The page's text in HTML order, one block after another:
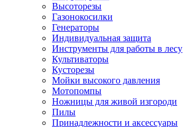
Высоторезы
Газонокосилки
Генераторы
Индивидуальная защита
Инструменты для работы в лесу
Культиваторы
Кусторезы
Мойки высокого давления
Мотопомпы
Ножницы для живой изгороди
Пилы
Принадлежности и аксессуары